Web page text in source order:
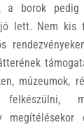
a borok
lett. Nem kis
múzeumok,
felkészülni,